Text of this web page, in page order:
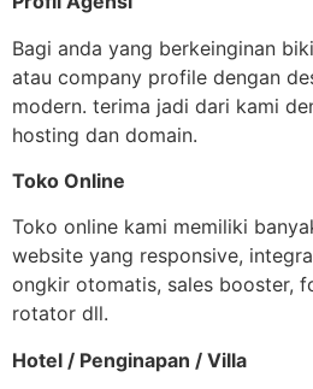
Bagi anda yang berkeinginan
atau company profile dengan
modern. terima jadi dari kami
hosting dan domain.
Toko Online
Toko online kami memiliki
website yang responsive,
ongkir otomatis, sales booster,
rotator dll.
Hotel / Penginapan / Villa